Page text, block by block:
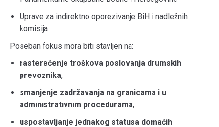
Uprave za indirektno oporezivanje BiH i nadležnih
komisija
Poseban fokus mora biti stavljen na:
rasterećenje troškova poslovanja drumskih
prevoznika,
smanjenje zadržavanja na granicama i u
administrativnim procedurama,
uspostavljanje jednakog statusa domaćih